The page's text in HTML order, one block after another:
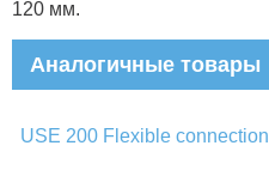
120 мм.
Аналогичные товары
USE 200 Flexible connection